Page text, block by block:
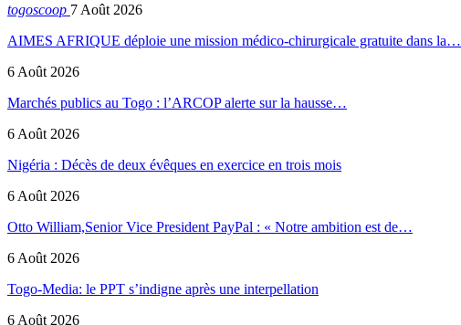
togoscoop 7 Août 2026
AIMES AFRIQUE déploie une mission médico-chirurgicale gratuite dans la…
6 Août 2026
Marchés publics au Togo : l’ARCOP alerte sur la hausse…
6 Août 2026
Nigéria : Décès de deux évêques en exercice en trois mois
6 Août 2026
Otto William,Senior Vice President PayPal : « Notre ambition est de…
6 Août 2026
Togo-Media: le PPT s’indigne après une interpellation
6 Août 2026